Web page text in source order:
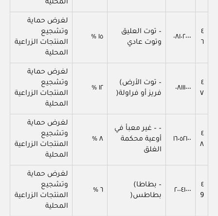
المحلية
٤
٦
٠٨١٠٢٠٠٠
– توت العليق
وتوت عادي
١٥ %
لغرض حماية
وتشجيع
المنتجات الزراعية
المحلية
٤
٧
٠٨١١١٠٠٠
– توت الأرض)
فريز أو فراولة(
١٢ %
لغرض حماية
وتشجيع
المنتجات الزراعية
المحلية
٤
٨
١٦٠٥٢١٠٠
– – غير معبأ في
أوعية محكمة
الغلق
٨ %
لغرض حماية
وتشجيع
المنتجات الزراعية
المحلية
٤
9
٢٠٠٤١٠٠٠
– بطاطا)
بطاطس(
٦ %
لغرض حماية
وتشجيع
المنتجات الزراعية
المحلية